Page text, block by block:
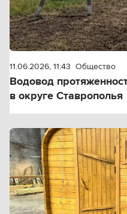
11.06.2026, 11:43 Общество
Водовод
в округе Ставрополья